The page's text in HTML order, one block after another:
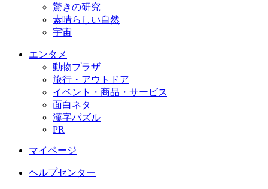
驚きの研究
素晴らしい自然
宇宙
エンタメ
動物プラザ
旅行・アウトドア
イベント・商品・サービス
面白ネタ
漢字パズル
PR
マイページ
ヘルプセンター